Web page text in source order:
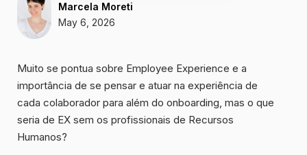
Marcela Moreti
May 6, 2026
Muito se pontua sobre Employee Experience e a
importância de se pensar e atuar na experiência de
cada colaborador para além do onboarding, mas o que
seria de EX sem os profissionais de Recursos
Humanos?